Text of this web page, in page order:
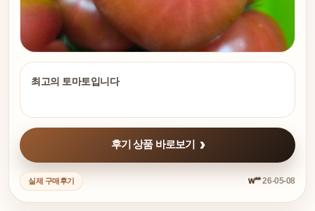
최고의 토마토입니다
후기 상품 바로보기
실제 구매후기 w**26-05-08